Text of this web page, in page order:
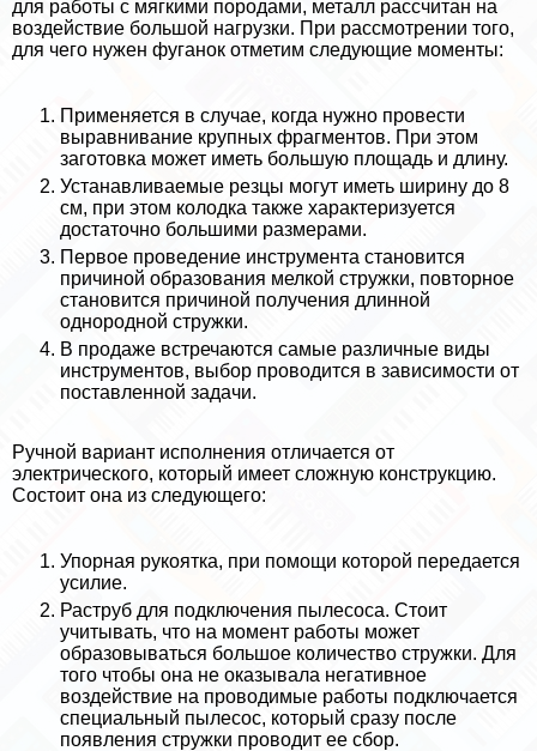
для работы с мягкими породами, металл рассчитан на
воздействие большой нагрузки. При рассмотрении того,
для чего нужен фуганок отметим следующие моменты:
Применяется в случае, когда нужно провести
выравнивание крупных фрагментов. При этом
заготовка может иметь большую площадь и длину.
Устанавливаемые резцы могут иметь ширину до 8
см, при этом колодка также хаpaктеризуется
достаточно большими размерами.
Первое проведение инструмента становится
причиной образования мелкой стружки, повторное
становится причиной получения длинной
однородной стружки.
В продаже встречаются самые различные виды
инструментов, выбор проводится в зависимости от
поставленной задачи.
Ручной вариант исполнения отличается от
электрического, который имеет сложную конструкцию.
Состоит она из следующего:
Упopная рукоятка, при помощи которой передается
усилие.
Раструб для подключения пылесоса. Стоит
учитывать, что на момент работы может
образовываться большое количество стружки. Для
того чтобы она не оказывала негативное
воздействие на проводимые работы подключается
специальный пылесос, который сразу после
появления стружки проводит ее сбор.